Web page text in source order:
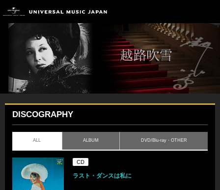
DISCOGRAPHY
ALL ALBUM DVD/Blu-ray・OTHER
CD
ラスト・ダンスは私に